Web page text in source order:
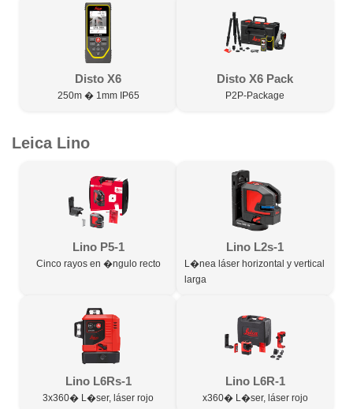
Disto X6
250m � 1mm IP65
Disto X6 Pack
P2P-Package
Leica Lino
Lino P5-1
Cinco rayos en �ngulo recto
Lino L2s-1
L�nea láser horizontal y vertical
larga
Lino L6Rs-1
3x360� L�ser, láser rojo
Lino L6R-1
x360� L�ser, láser rojo